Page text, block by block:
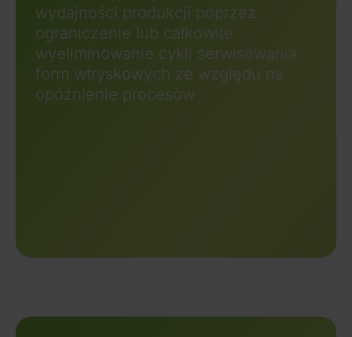
wydajności produkcji poprzez
ograniczenie lub całkowite
wyeliminowanie cykli serwisowania
form wtryskowych ze względu na
opóźnienie procesów